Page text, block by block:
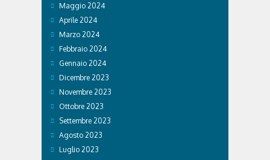
Maggio 2024
Aprile 2024
Marzo 2024
Febbraio 2024
Gennaio 2024
Dicembre 2023
Novembre 2023
Ottobre 2023
Settembre 2023
Agosto 2023
Luglio 2023